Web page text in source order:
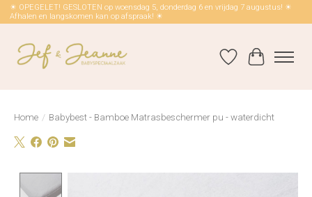
☀ OPEGELET! GESLOTEN op woensdag 5, donderdag 6 en vrijdag 7 augustus! ☀
Afhalen en langskomen kan op afspraak! ☀
Verlanglijst
Home / Babybest - Bamboe Matrasbeschermer pu - waterdicht